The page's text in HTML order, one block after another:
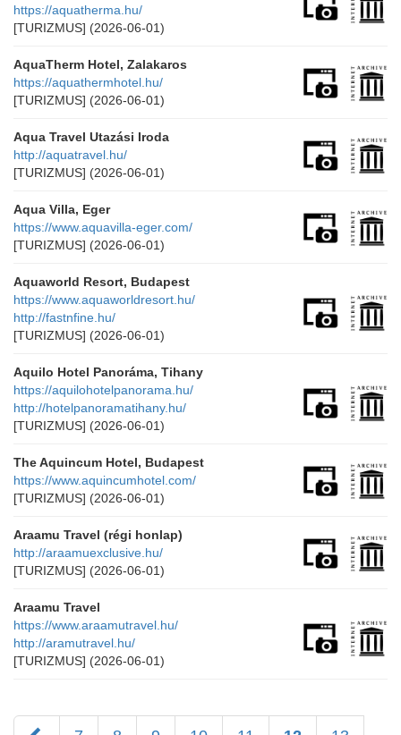
https://aquatherma.hu/
[TURIZMUS] (2026-06-01)
AquaTherm Hotel, Zalakaros
https://aquathermhotel.hu/
[TURIZMUS] (2026-06-01)
Aqua Travel Utazási Iroda
http://aquatravel.hu/
[TURIZMUS] (2026-06-01)
Aqua Villa, Eger
https://www.aquavilla-eger.com/
[TURIZMUS] (2026-06-01)
Aquaworld Resort, Budapest
https://www.aquaworldresort.hu/
http://fastnfine.hu/
[TURIZMUS] (2026-06-01)
Aquilo Hotel Panoráma, Tihany
https://aquilohotelpanorama.hu/
http://hotelpanoramatihany.hu/
[TURIZMUS] (2026-06-01)
The Aquincum Hotel, Budapest
https://www.aquincumhotel.com/
[TURIZMUS] (2026-06-01)
Araamu Travel (régi honlap)
http://araamuexclusive.hu/
[TURIZMUS] (2026-06-01)
Araamu Travel
https://www.araamutravel.hu/
http://aramutravel.hu/
[TURIZMUS] (2026-06-01)